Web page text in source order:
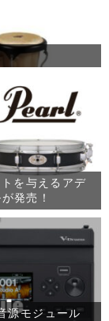
を与えるアデ
発売！
源モジュール